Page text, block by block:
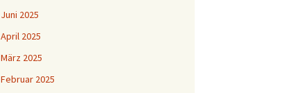
Juni 2025
April 2025
März 2025
Februar 2025